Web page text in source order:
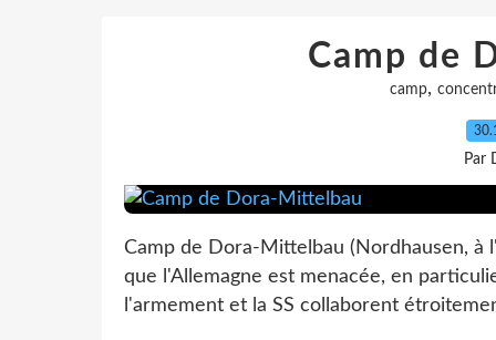
Camp de
camp,
Par
Camp de Dora-Mittelbau (Nordhausen, à
que l'Allemagne est menacée, en
l'armement et la SS collaborent